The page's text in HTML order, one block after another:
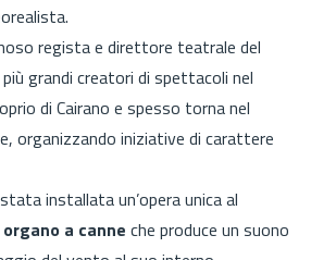
.
regista e direttore teatrale del
grandi creatori di spettacoli nel
di Cairano e spesso torna nel
organizzando iniziative di carattere
installata un’opera unica al
organo a canne che produce un suono